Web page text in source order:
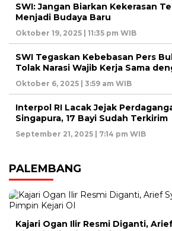
SWI: Jangan Biarkan Kekerasan
Menjadi Budaya Baru
Oktober 19, 2025 | 11:35 pm WIB
SWI Tegaskan Kebebasan Pers
Tolak Narasi Wajib Kerja Sama
Oktober 6, 2025 | 3:59 am WIB
Interpol RI Lacak Jejak
Singapura, 17 Bayi Sudah Terkirim
September 21, 2025 | 7:14 pm WIB
PALEMBANG
Kajari Ogan Ilir Resmi Diganti,